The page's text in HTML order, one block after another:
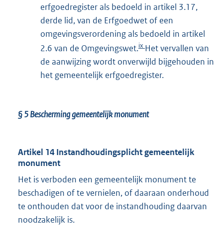
erfgoedregister als bedoeld in artikel 3.17,
derde lid, van de Erfgoedwet of een
omgevingsverordening als bedoeld in artikel
2.6 van de Omgevingswet.ix Het vervallen van
de aanwijzing wordt onverwijld bijgehouden in
het gemeentelijk erfgoedregister.
§ 5Bescherming gemeentelijk monument
Artikel 14 Instandhoudingsplicht gemeentelijk
monument
Het is verboden een gemeentelijk monument te
beschadigen of te vernielen, of daaraan onderhoud
te onthouden dat voor de instandhouding daarvan
noodzakelijk is.